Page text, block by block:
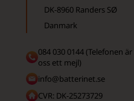
DK-8960 Randers SØ
Danmark
084 030 0144 (Telefonen
oss ett mejl)
info@batterinet.se
CVR: DK-25273729